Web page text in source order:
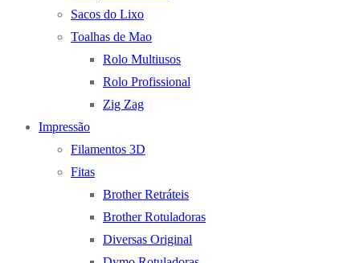
Sacos do Lixo
Toalhas de Mao
Rolo Multiusos
Rolo Profissional
Zig Zag
Impressão
Filamentos 3D
Fitas
Brother Retráteis
Brother Rotuladoras
Diversas Original